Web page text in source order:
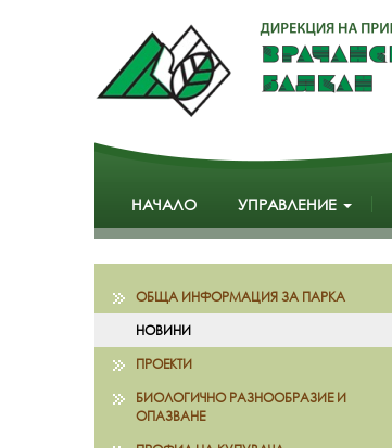
НАЧАЛО УПРАВЛЕНИЕ
ОБЩА ИНФОРМАЦИЯ ЗА ПАРКА
НОВИНИ
ПРОЕКТИ
БИОЛОГИЧНО РАЗНООБРАЗИЕ И
ОПАЗВАНЕ